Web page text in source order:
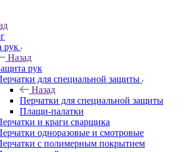
рук
Назад
рук
для специальной защиты
Назад
Перчатки для специальной защиты
Плащи-палатки
и краги сварщика
одноразовые и смотровые
с полимерным покрытием